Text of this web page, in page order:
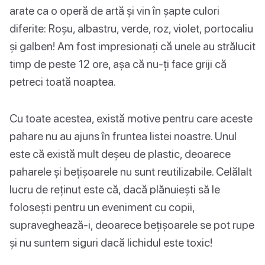
arate ca o operă de artă și vin în șapte culori
diferite: Roșu, albastru, verde, roz, violet, portocaliu
și galben! Am fost impresionați că unele au strălucit
timp de peste 12 ore, așa că nu-ți face griji că
petreci toată noaptea.
Cu toate acestea, există motive pentru care aceste
pahare nu au ajuns în fruntea listei noastre. Unul
este că există mult deșeu de plastic, deoarece
paharele și bețișoarele nu sunt reutilizabile. Celălalt
lucru de reținut este că, dacă plănuiești să le
folosești pentru un eveniment cu copii,
supraveghează-i, deoarece bețișoarele se pot rupe
și nu suntem siguri dacă lichidul este toxic!